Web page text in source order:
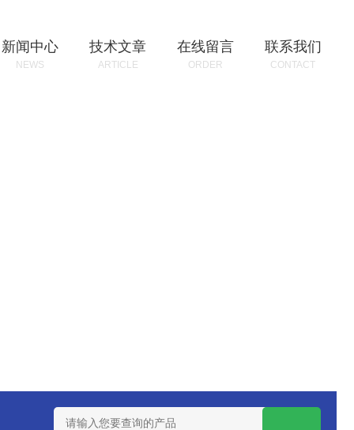
新闻中心
NEWS
技术文章
ARTICLE
在线留言
ORDER
联系我们
CONTACT
08 M 02 PSK-TSL 瑞典AQ液位开关RS34